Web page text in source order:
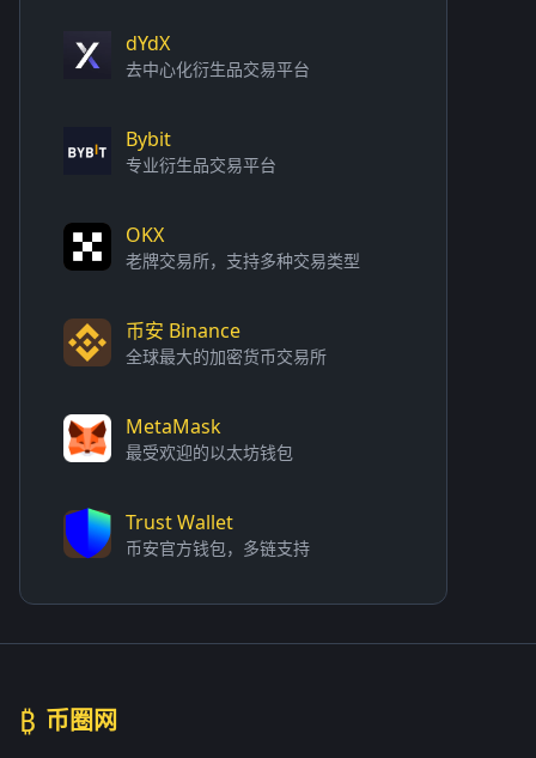
dYdX
去中心化衍生品交易平台
Bybit
专业衍生品交易平台
OKX
老牌交易所，支持多种交易类型
币安 Binance
全球最大的加密货币交易所
MetaMask
最受欢迎的以太坊钱包
Trust Wallet
币安官方钱包，多链支持
₿ 币圈网